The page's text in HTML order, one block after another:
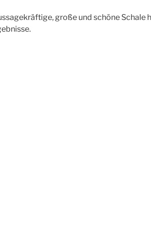
große und schöne Schale